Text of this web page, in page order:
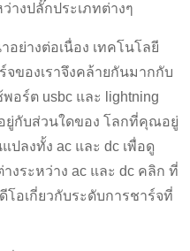
างปลั๊กประเภทต่างๆ
ย่างต่อเนื่อง เทคโนโลยี
จของเราจึงคล้ายกันมากกับ
อร์ต usbc และ lightning
ยู่กับส่วนใดของ โลกที่คุณอยู่
ปลงทั้ง ac และ dc เพื่อดู
งระหว่าง ac และ dc คลิก ที่
อเกี่ยวกับระดับการชาร์จที่